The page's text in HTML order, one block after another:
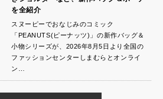
を全紹介
スヌーピーでおなじみのコミック
「PEANUTS(ピーナッツ)」の新作バッグ＆
小物シリーズが、2026年8月5日より全国の
ファッションセンターしまむらとオンライ
ン…